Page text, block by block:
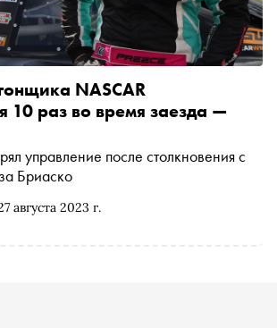
августа 2023 г.
NASCAR
10 раз во время заезда —
управление после столкновения с
Бриаско